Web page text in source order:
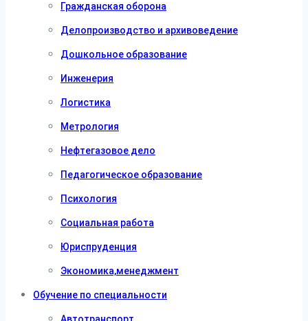
Гражданская оборона
Делопроизводство и архивоведение
Дошкольное образование
Инженерия
Логистика
Метрология
Нефтегазовое дело
Педагогическое образование
Психология
Социальная работа
Юриспруденция
Экономика,менеджмент
Обучение по специальности